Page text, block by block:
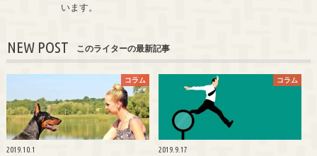
います。
NEW POST このライターの最新記事
コラム
2019.10.1
コラム
2019.9.17